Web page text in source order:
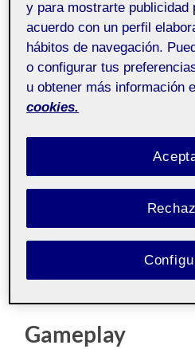
videojuegos 3D
¡Hola! Os dejo mi entrega
Programación 3D.
El juego es una modificación de
puntos extras y extendiendo
desarrollaba la acción para
necesarios.
En el readme del repositorio
documentación con toda la
que si alguien quiere echarle
Gameplay
y para mostrarte publicidad
acuerdo con un perfil
hábitos de navegación.
o configurar tus
u obtener más información
cookies.